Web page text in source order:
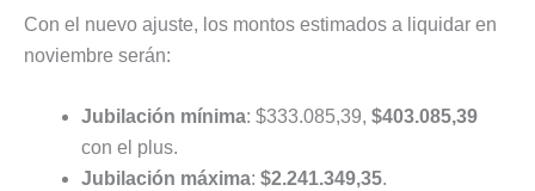
Con el nuevo ajuste, los montos estimados a liquidar en
noviembre serán:
Jubilación mínima: $333.085,39, $403.085,39
con el plus.
Jubilación máxima: $2.241.349,35.